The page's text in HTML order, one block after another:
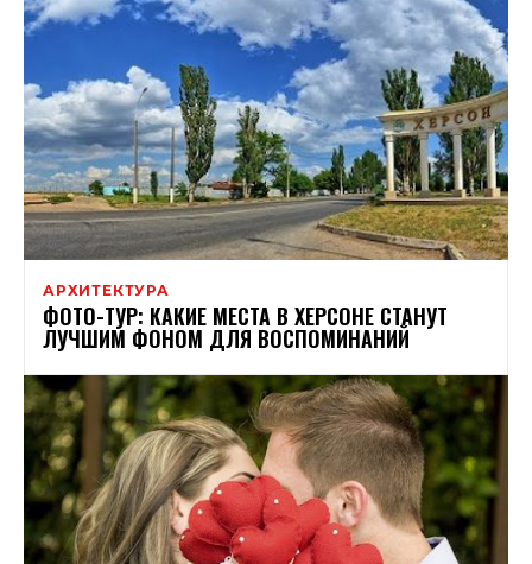
АРХИТЕКТУРА
ФОТО-ТУР: КАКИЕ МЕСТА В ХЕРСОНЕ СТАНУТ
ЛУЧШИМ ФОНОМ ДЛЯ ВОСПОМИНАНИЙ